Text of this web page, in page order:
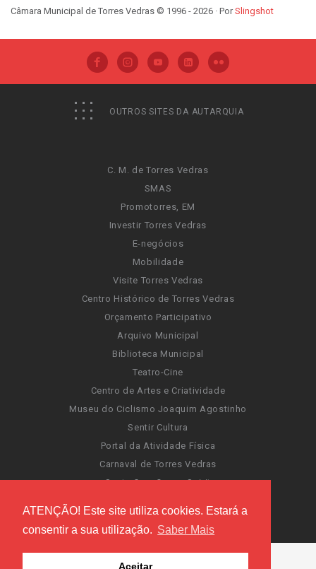
ATENÇÃO! Este site utiliza cookies. Estará a
consentir a sua utilização. Saber Mais
Aceitar
Câmara Municipal de Torres Vedras © 1996 - 2026 · PorSlingshot
OUTROS SITES DA AUTARQUIA
C. M. de Torres Vedras
SMAS
Promotorres, EM
Investir Torres Vedras
E-negócios
Mobilidade
Visite Torres Vedras
Centro Histórico de Torres Vedras
Orçamento Participativo
Arquivo Municipal
Biblioteca Municipal
Teatro-Cine
Centro de Artes e Criatividade
Museu do Ciclismo Joaquim Agostinho
Sentir Cultura
Portal da Atividade Física
Carnaval de Torres Vedras
Santa Cruz Ocean Spirit